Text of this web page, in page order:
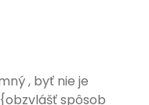
, byť nie je
spôsob